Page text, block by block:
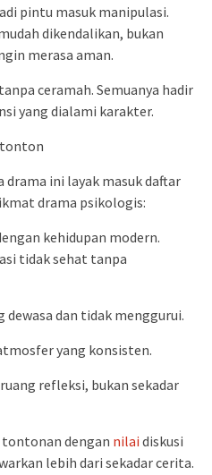
pintu masuk manipulasi.
dikendalikan, bukan
merasa aman.
ceramah. Semuanya hadir
yang dialami karakter.
drama ini layak masuk daftar
drama psikologis:
kehidupan modern.
tidak sehat tanpa
dewasa dan tidak menggurui.
yang konsisten.
refleksi, bukan sekadar
tontonan dengan nilai diskusi
lebih dari sekadar cerita.